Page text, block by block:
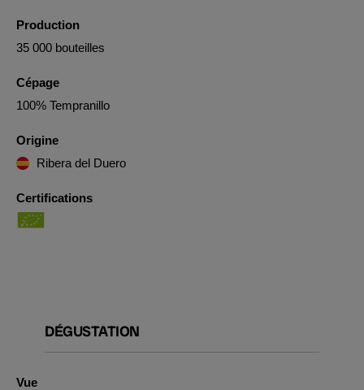
Production
35 000 bouteilles
Cépage
100% Tempranillo
Origine
Ribera del Duero
Certifications
DÉGUSTATION
Vue